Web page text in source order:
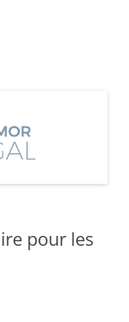
pour les